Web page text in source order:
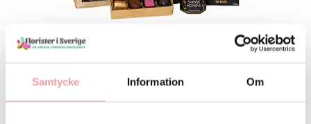
Samtycke Information Om
Välj alternativ